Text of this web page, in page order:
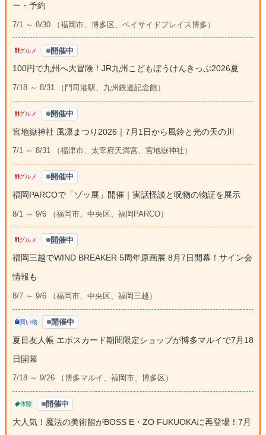
ー・予約
7/1 ～ 8/30 （福岡市、博多区、ベイサイドプレイス博多）
グルメ 開催中
100円で九州へ大冒険！JR九州こどもぼうけんきっぷ2026夏
7/18 ～ 8/31 （門司港駅、九州鉄道記念館）
グルメ 開催中
宮地嶽神社 風凛まつり2026｜7月1日から風鈴と光の天の川
7/1 ～ 8/31 （福津市、太宰府天満宮、宮地嶽神社）
グルメ 開催中
福岡PARCOで「ゾッ展」開催｜実話怪談と呪物の物証を展示
8/1 ～ 9/6 （福岡市、中央区、福岡PARCO）
グルメ 開催中
福岡三越でWIND BREAKER 5周年原画展 8月7日開幕！サイン会
情報も
8/7 ～ 9/6 （福岡市、中央区、福岡三越）
買い物 開催中
夏目友人帳 エポスカード期間限定ショップが博多マルイで7月18
日開幕
7/18 ～ 9/26 （博多マルイ、福岡市、博多区）
体験 開催中
大人気！魔法の美術館がBOSS E・ZO FUKUOKAに再登場！7月